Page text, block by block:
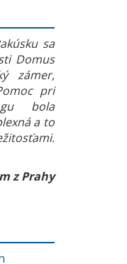
sa
Domus
zámer,
pri
bola
a to
z Prahy